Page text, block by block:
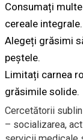
Consumați
cereale integrale.
Alegeți grăsimi
peștele.
Limitați carnea
grăsimile solide.
Cercetătorii
– socializarea,